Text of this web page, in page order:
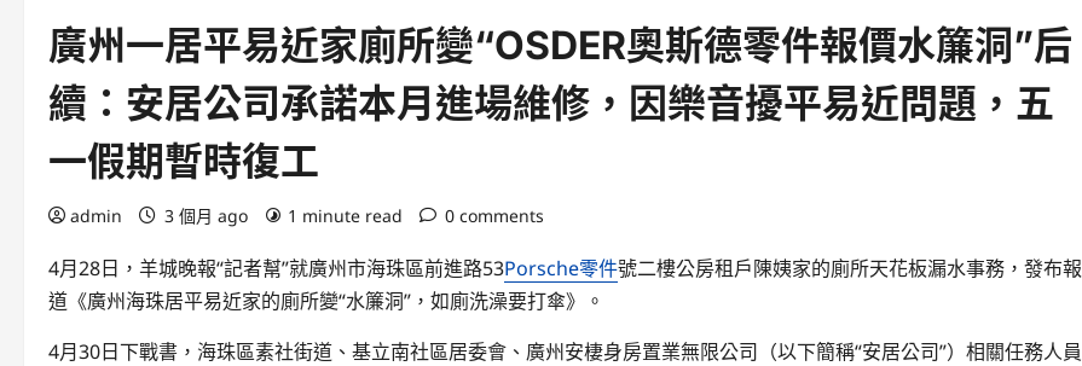
廣州一居平易近家廁所變“OSDER奧斯德零件報價水簾洞”后
續：安居公司承諾本月進場維修，因樂音擾平易近問題，五
一假期暫時復工
admin 3 個月 ago 1 minute read 0 comments
4月28日，羊城晚報“記者幫”就廣州市海珠區前進路53Porsche零件號二樓公房租戶陳姨家的廁所天花板漏水事務，發布報
道《廣州海珠居平易近家的廁所變“水簾洞”，如廁洗澡要打傘》。
4月30日下戰書，海珠區素社街道、基立南社區居委會、廣州安棲身房置業無限公司（以下簡稱“安居公司”）相關任務人員